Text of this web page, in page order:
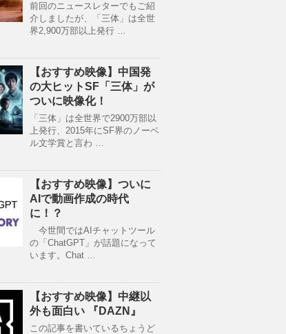
前回のニュースレターでもご紹
介しましたが、「三体」は全世
界2,900万部以上発行 …
【おすすめ映像】中国発
の大ヒットSF「三体」が
ついに映像化！
「三体」は全世界で2900万部以
上発行、2015年にSF界のノーベ
ル文学賞と言わ …
【おすすめ映像】ついに
AIで動画作成の時代
に！？
今世間ではAIチャットツール
の「ChatGPT」が話題になって
います。Chat …
【おすすめ映像】中継以
外も面白い 『DAZN』
この記事を書いているちょうど